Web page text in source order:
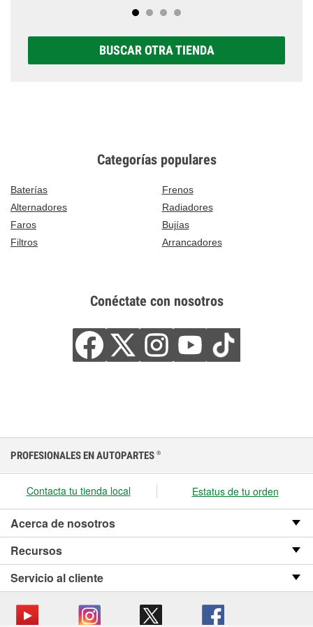
BUSCAR OTRA TIENDA
Categorías populares
Baterías
Frenos
Alternadores
Radiadores
Faros
Bujías
Filtros
Arrancadores
Conéctate con nosotros
PROFESIONALES EN AUTOPARTES ®
Contacta tu tienda local Estatus de tu orden
Acerca de nosotros
Recursos
Servicio al cliente